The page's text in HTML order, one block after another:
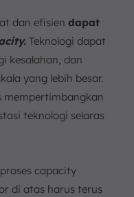
dan efisien dapat
Teknologi dapat
kesalahan, dan
yang lebih besar.
mempertimbangkan
teknologi selaras
capacity
di atas harus terus